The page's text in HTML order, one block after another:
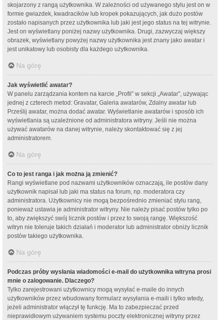
skojarzony z rangą użytkownika. W zależności od używanego stylu jest on w
formie gwiazdek, kwadracików lub kropek pokazujących, jak dużo postów
zostało napisanych przez użytkownika lub jaki jest jego status na tej witrynie.
Jest on wyświetlany poniżej nazwy użytkownika. Drugi, zazwyczaj większy
obrazek, wyświetlany powyżej nazwy użytkownika jest znany jako awatar i
jest unikatowy lub osobisty dla każdego użytkownika.
Na górę
Jak wyświetlić awatar?
W panelu zarządzania kontem na karcie „Profil” w sekcji „Awatar”, używając
jednej z czterech metod: Gravatar, Galeria awatarów, Zdalny awatar lub
Prześlij awatar, można dodać awatar. Wyświetlanie awatarów i sposób ich
wyświetlania są uzależnione od administratora witryny. Jeśli nie można
używać awatarów na danej witrynie, należy skontaktować się z jej
administratorem.
Na górę
Co to jest ranga i jak można ją zmienić?
Rangi wyświetlane pod nazwami użytkowników oznaczają, ile postów dany
użytkownik napisał lub jaki ma status na forum, np. moderatora czy
administratora. Użytkownicy nie mogą bezpośrednio zmieniać stylu rang,
ponieważ ustawia je administrator witryny. Nie należy pisać postów tylko po
to, aby zwiększyć swój licznik postów i przez to swoją rangę. Większość
witryn nie toleruje takich działań i moderator lub administrator obniży licznik
postów takiego użytkownika.
Na górę
Podczas próby wysłania wiadomości e-mail do użytkownika witryna prosi
mnie o zalogowanie. Dlaczego?
Tylko zarejestrowani użytkownicy mogą wysyłać e-maile do innych
użytkowników przez wbudowany formularz wysyłania e-maili i tylko wtedy,
jeżeli administrator włączył tę funkcję. Ma to zabezpieczać przed
nieprawidłowym używaniem systemu poczty elektronicznej witryny przez